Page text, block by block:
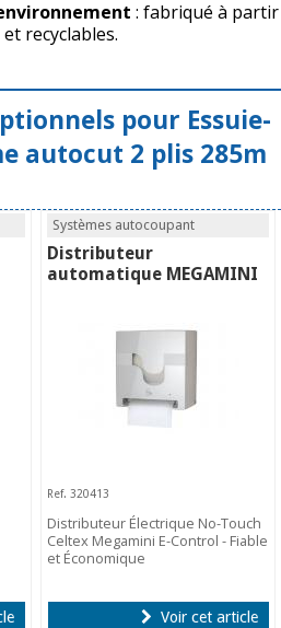
: fabriqué à partir
recyclables.
pour Essuie-
autocut 2 plis 285m
Systèmes autocoupant
Distributeur
automatique MEGAMINI
Ref. 320413
Distributeur Électrique No-Touch
Celtex Megamini E-Control - Fiable
et Économique
Voir cet article